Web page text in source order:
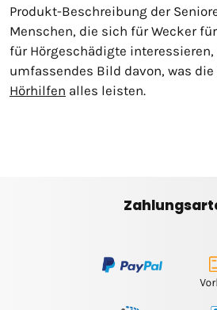
Produkt-Beschreibung der
Menschen, die sich für Wecker
für Hörgeschädigte
umfassendes Bild davon, was die
Hörhilfen alles leisten.